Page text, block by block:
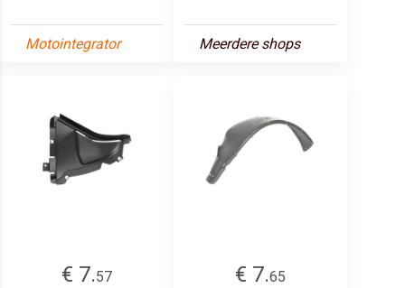
Motointegrator Meerdere shops
€ 7.57
€ 7.65